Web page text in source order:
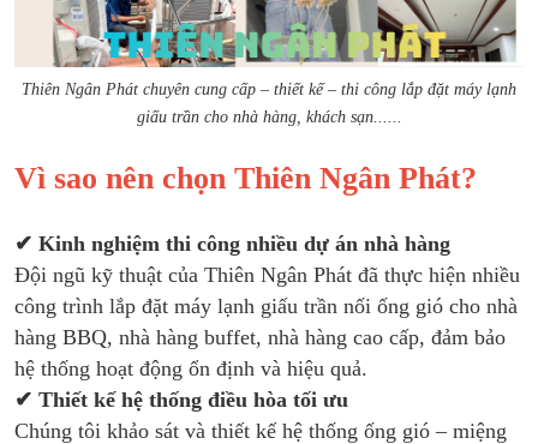
Thiên Ngân Phát chuyên cung cấp – thiết kế – thi công lắp đặt máy lạnh
giấu trần cho nhà hàng, khách sạn......
Vì sao nên chọn Thiên Ngân Phát?
✔ Kinh nghiệm thi công nhiều dự án nhà hàng
Đội ngũ kỹ thuật của Thiên Ngân Phát đã thực hiện nhiều
công trình lắp đặt máy lạnh giấu trần nối ống gió cho nhà
hàng BBQ, nhà hàng buffet, nhà hàng cao cấp, đảm bảo
hệ thống hoạt động ổn định và hiệu quả.
✔ Thiết kế hệ thống điều hòa tối ưu
Chúng tôi khảo sát và thiết kế hệ thống ống gió – miệng